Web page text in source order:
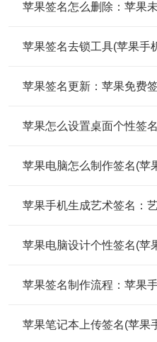
苹果签名怎么删除：苹果
苹果签名去锁工具(苹果手
苹果签名更新：苹果免费
苹果电脑怎么制作签名(苹
苹果手机生成艺术签名：
苹果电脑设计个性签名(苹
苹果签名制作流程：苹果
苹果笔记本上传签名(苹果